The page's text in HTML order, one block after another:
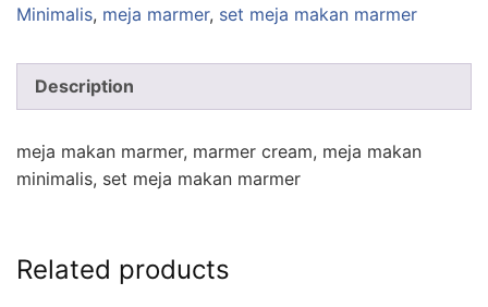
Minimalis, meja marmer, set meja makan marmer
Description
meja makan marmer, marmer cream, meja makan
minimalis, set meja makan marmer
Related products